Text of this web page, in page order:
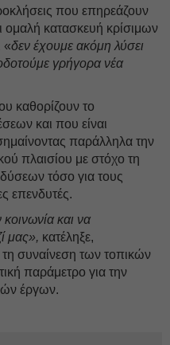
που επηρεάζουν
ομαλή κατασκευή κρίσιμων
«δεν έχουμε ακόμη λύσει
γρήγορα νέα
καθορίζουν το
και που είναι
παράλληλα την
πλαισίου με στόχο τη
τόσο για τους
επενδυτές.
και να
μας», κατέληξε,
τη συναίνεση των τοπικών
παράμετρο για την
έργων.